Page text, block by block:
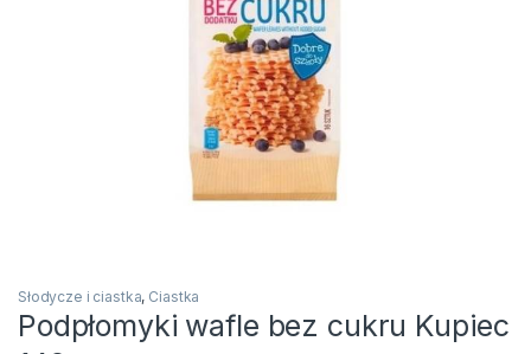
Słodycze i ciastka, Ciastka
Podpłomyki wafle bez cukru Kupiec